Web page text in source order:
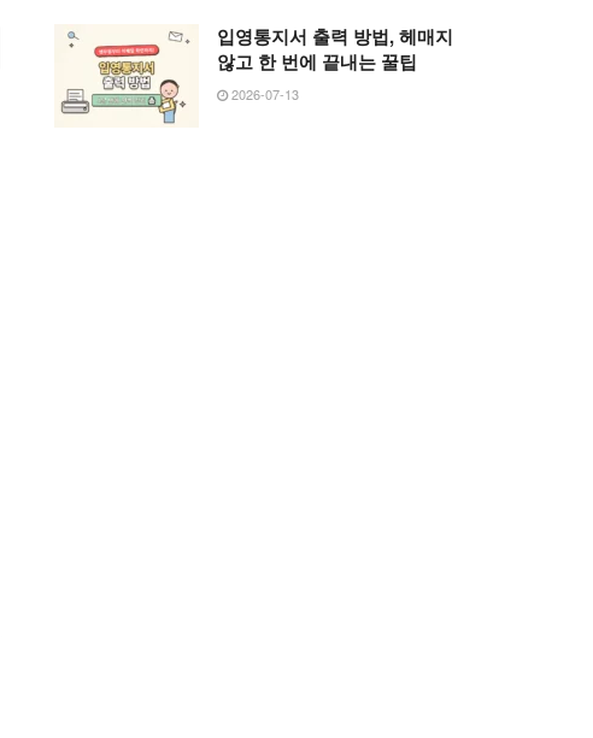
입영통지서 출력 방법, 헤매지
않고 한 번에 끝내는 꿀팁
2026-07-13